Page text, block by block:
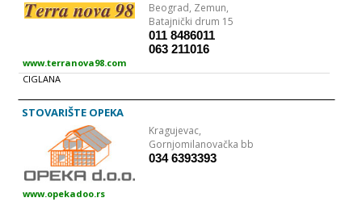
Beograd, Zemun,
Batajnički drum 15
011 8486011
063 211016
www.terranova98.com
CIGLANA
STOVARIŠTE OPEKA
Kragujevac,
Gornjomilanovačka bb
034 6393393
www.opekadoo.rs